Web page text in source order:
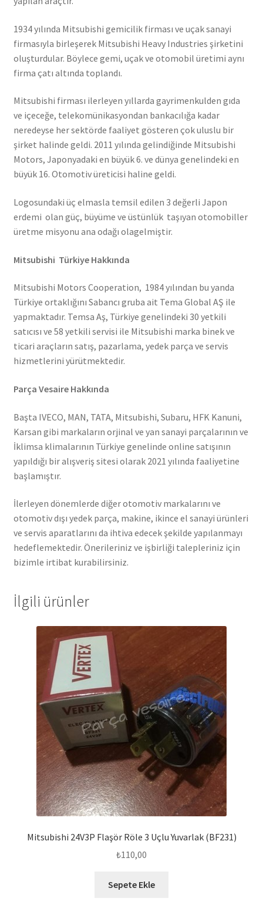
1934 yılında Mitsubishi gemicilik firması ve uçak sanayi
firmasıyla birleşerek Mitsubishi Heavy Industries şirketini
oluşturdular. Böylece gemi, uçak ve otomobil üretimi aynı
firma çatı altında toplandı.
Mitsubishi firması ilerleyen yıllarda gayrimenkulden gıda
ve içeceğe, telekomünikasyondan bankacılığa kadar
neredeyse her sektörde faaliyet gösteren çok uluslu bir
şirket halinde geldi. 2011 yılında gelindiğinde Mitsubishi
Motors, Japonyadaki en büyük 6. ve dünya genelindeki en
büyük 16. Otomotiv üreticisi haline geldi.
Logosundaki üç elmasla temsil edilen 3 değerli Japon
erdemi olan güç, büyüme ve üstünlük taşıyan otomobiller
üretme misyonu ana odağı olagelmiştir.
Mitsubishi Türkiye Hakkında
Mitsubishi Motors Cooperation, 1984 yılından bu yanda
Türkiye ortaklığını Sabancı gruba ait Tema Global AŞ ile
yapmaktadır. Temsa Aş, Türkiye genelindeki 30 yetkili
satıcısı ve 58 yetkili servisi ile Mitsubishi marka binek ve
ticari araçların satış, pazarlama, yedek parça ve servis
hizmetlerini yürütmektedir.
Parça Vesaire Hakkında
Başta IVECO, MAN, TATA, Mitsubishi, Subaru, HFK Kanuni,
Karsan gibi markaların orjinal ve yan sanayi parçalarının ve
İklimsa klimalarının Türkiye genelinde online satışının
yapıldığı bir alışveriş sitesi olarak 2021 yılında faaliyetine
başlamıştır.
İlerleyen dönemlerde diğer otomotiv markalarını ve
otomotiv dışı yedek parça, makine, ikince el sanayi ürünleri
ve servis aparatlarını da ihtiva edecek şekilde yapılanmayı
hedeflemektedir. Önerileriniz ve işbirliği talepleriniz için
bizimle irtibat kurabilirsiniz.
İlgili ürünler
Mitsubishi 24V3P Flaşör Röle 3 Uçlu Yuvarlak (BF231)
₺110,00
Sepete Ekle